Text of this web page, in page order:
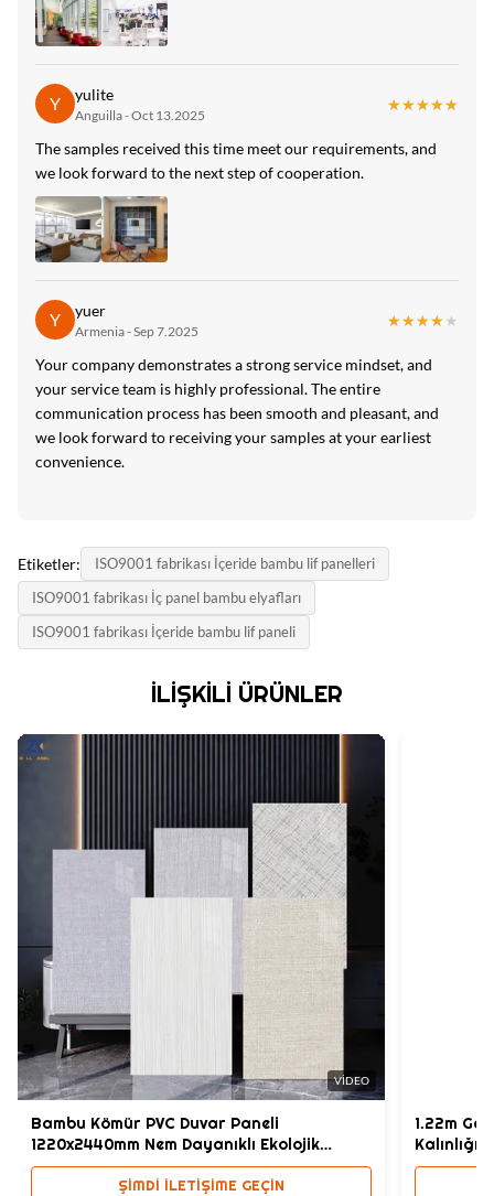
Y yulite
Anguilla - Oct 13.2025
★★★★★
★★★★★
The samples received this time meet our requirements, and
we look forward to the next step of cooperation.
Y yuer
Armenia - Sep 7.2025
★★★★★
★★★★★
Your company demonstrates a strong service mindset, and
your service team is highly professional. The entire
communication process has been smooth and pleasant, and
we look forward to receiving your samples at your earliest
convenience.
Etiketler:
ISO9001 fabrikası İçeride bambu lif panelleri
ISO9001 fabrikası İç panel bambu elyafları
ISO9001 fabrikası İçeride bambu lif paneli
İLIŞKILI ÜRÜNLER
VIDEO
Bambu Kömür PVC Duvar Paneli
1220x2440mm Nem Dayanıklı Ekolojik
Dostu
ŞIMDI ILETIŞIME GEÇIN
1.22m
Kalınlığı